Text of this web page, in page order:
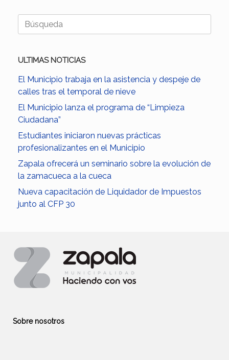
Buscar:
ULTIMAS NOTICIAS
El Municipio trabaja en la asistencia y despeje de
calles tras el temporal de nieve
El Municipio lanza el programa de “Limpieza
Ciudadana”
Estudiantes iniciaron nuevas prácticas
profesionalizantes en el Municipio
Zapala ofrecerá un seminario sobre la evolución de
la zamacueca a la cueca
Nueva capacitación de Liquidador de Impuestos
junto al CFP 30
Sobre nosotros